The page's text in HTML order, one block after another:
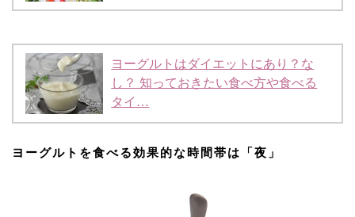
ヨーグルトはダイエットにあり？な
し？ 知っておきたい食べ方や食べる
タイ…
ヨーグルトを食べる効果的な時間帯は「夜」